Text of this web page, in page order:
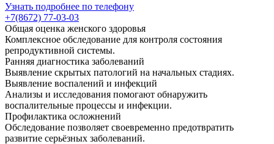
Узнать подробнее по телефону
+7(8672) 77-03-03
Общая оценка женского здоровья
Комплексное обследование для контроля состояния
репродуктивной системы.
Ранняя диагностика заболеваний
Выявление скрытых патологий на начальных стадиях.
Выявление воспалений и инфекций
Анализы и исследования помогают обнаружить
воспалительные процессы и инфекции.
Профилактика осложнений
Обследование позволяет своевременно предотвратить
развитие серьёзных заболеваний.